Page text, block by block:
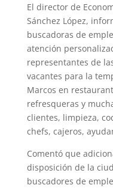
El director de
Sánchez López,
buscadoras de
atención
representantes de
vacantes para la
Marcos en
refresqueras y
clientes, limpieza,
chefs, cajeros,
Comentó que
disposición de la
buscadores de